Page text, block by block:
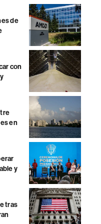
de
con
en
y
tras